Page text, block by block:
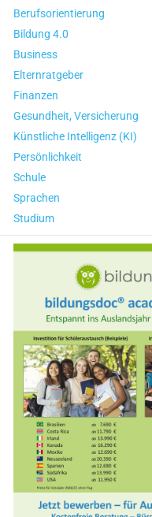
Berufsorientierung
Bildung 4.0
Business
Elternratgeber
Finanzen
Gesundheit, Versicherung
Künstliche Intelligenz (KI)
Persönlichkeit
Schule
Sprachen
Studium